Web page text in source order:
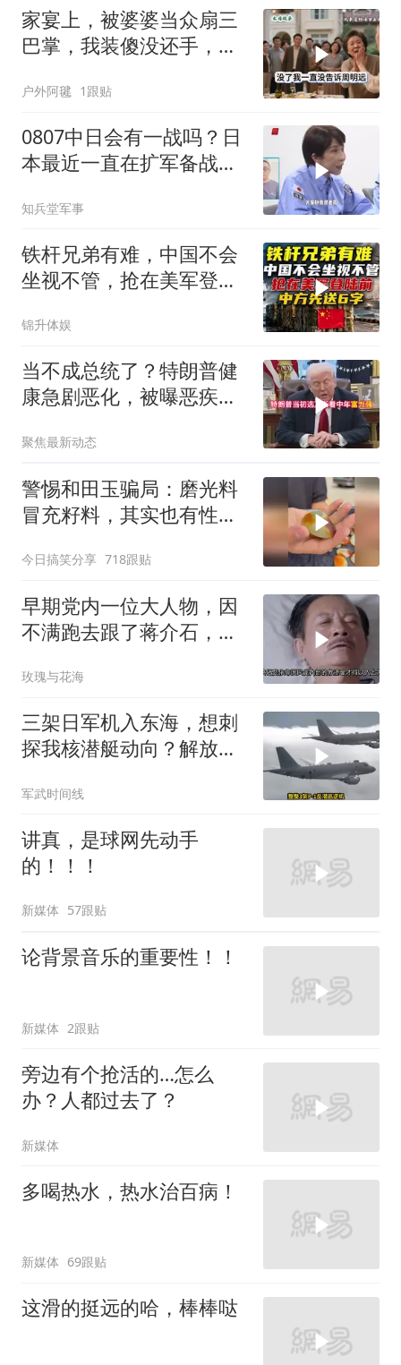
家宴上，被婆婆当众扇三
巴掌，我装傻没还手，悄
夫全家10人被新户主请出
家门
户外阿毽 1跟贴
0807中日会有一战吗？日
本最近一直在扩军备战，
知兵堂军事
铁杆兄弟有难，中国不会
坐视不管，抢在美军登陆
锦升体娱
当不成总统了？特朗普健
康急剧恶化，被曝恶疾缠
聚焦最新动态
警惕和田玉骗局：磨光料
冒充籽料，其实也有性价
今日搞笑分享 718跟贴
早期党内一位大人物，因
不满跑去跟了蒋介石，不
玫瑰与花海
三架日军机入东海，想刺
探我核潜艇动向？解放军
军武时间线
讲真，是球网先动手
的！！！
新媒体 57跟贴
论背景音乐的重要性！！
新媒体 2跟贴
旁边有个抢活的…怎么
办？人都过去了？
新媒体
多喝热水，热水治百病！
新媒体 69跟贴
这滑的挺远的哈，棒棒哒